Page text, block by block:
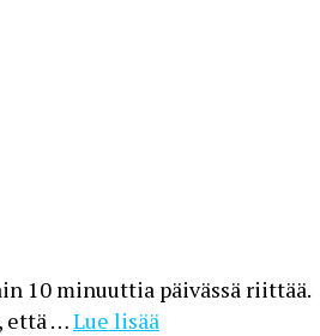
10 minuuttia päivässä riittää.
että …Lue lisää